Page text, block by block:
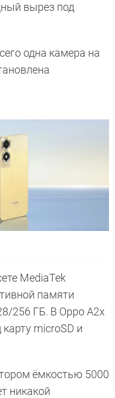
вырез под
одна камера на
MediaTek
памяти
256 ГБ. В Oppo A2x
microSD и
ёмкостью 5000
никакой